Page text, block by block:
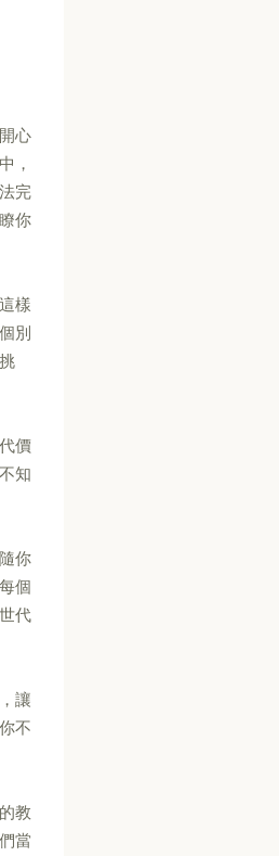
心
，
完
你
樣
別
價
知
你
個
代
讓
不
教
當